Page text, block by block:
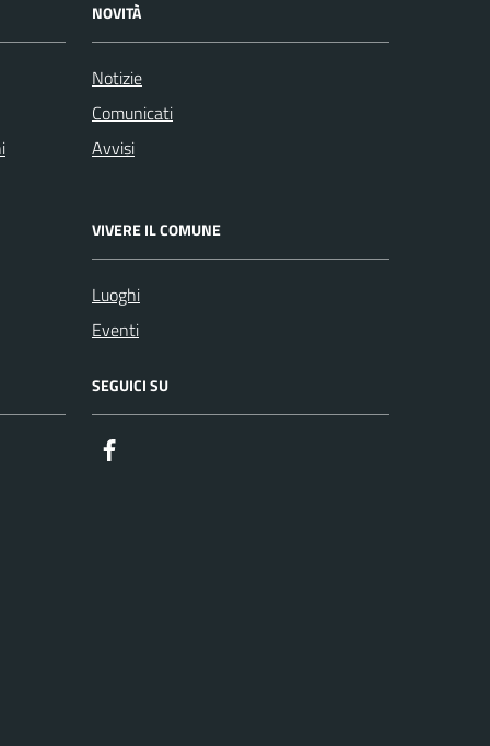
NOVITÀ
Notizie
Comunicati
Avvisi
VIVERE IL COMUNE
Luoghi
Eventi
SEGUICI SU